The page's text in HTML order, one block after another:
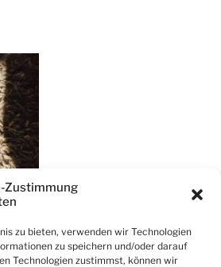
Zustimmung
zu bieten, verwenden wir Technologien
zu speichern und/oder darauf
Technologien zustimmst, können wir